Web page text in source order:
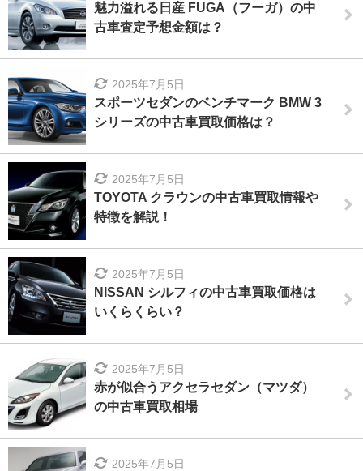
魅力溢れる日産 FUGA（フーガ）の中
古車査定予想金額は？
2025年7月5日
スポーツセダンのベンチマーク BMW 3
シリーズの中古車買取価格は？
2025年7月5日
TOYOTA クラウンの中古車買取情報や
特徴を解説！
2025年7月5日
NISSAN シルフィの中古車買取価格は
いくらくらい？
2025年7月5日
赤が似合うアクセラセダン（マツダ）
の中古車買取相場
2025年7月5日